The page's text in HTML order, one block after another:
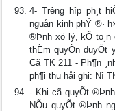
4- Tr­êng hîp ph¸t
nguån kinh phÝ ®·
®Þnh xö lý, kÕ to¸n
thÈm quyÒn duyÖt
Cã TK 211 - Ph¶n
ph¶i thu håi ghi: Nî
- Khi cã quyÕt
NÕu quyÕt ®Þnh